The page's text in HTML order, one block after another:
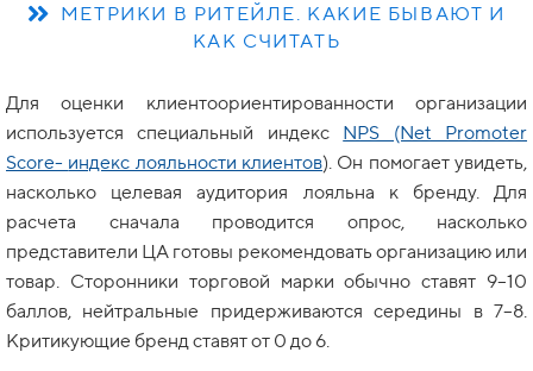
МЕТРИКИ В РИТЕЙЛЕ. КАКИЕ БЫВАЮТ И
КАК СЧИТАТЬ
Для оценки клиентоориентированности организации
используется специальный индекс NPS (Net Promoter
Score- индекс лояльности клиентов). Он помогает увидеть,
насколько целевая аудитория лояльна к бренду. Для
расчета сначала проводится опрос, насколько
представители ЦА готовы рекомендовать организацию или
товар. Сторонники торговой марки обычно ставят 9–10
баллов, нейтральные придерживаются середины в 7–8.
Критикующие бренд ставят от 0 до 6.